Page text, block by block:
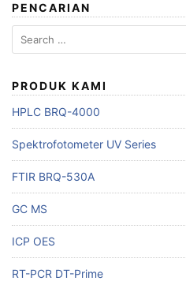
PENCARIAN
Search
for:
PRODUK KAMI
HPLC BRQ-4000
Spektrofotometer UV Series
FTIR BRQ-530A
GC MS
ICP OES
RT-PCR DT-Prime